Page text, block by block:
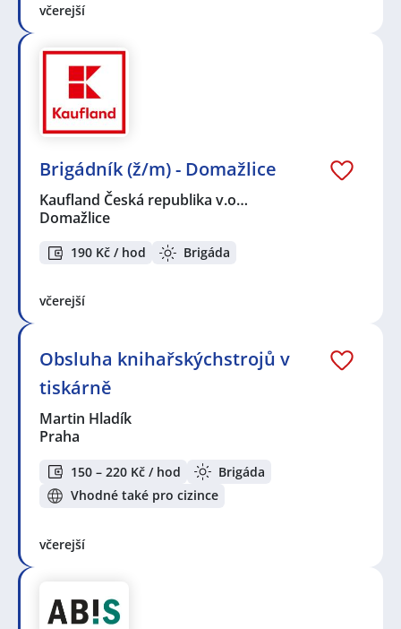
včerejší
Brigádník (ž/m) - Domažlice
Kaufland Česká republika v.o…
Domažlice
190 Kč / hod Brigáda
včerejší
Obsluha knihařskýchstrojů v
tiskárně
Martin Hladík
Praha
150 – 220 Kč / hod
Brigáda
Vhodné také pro cizince
včerejší